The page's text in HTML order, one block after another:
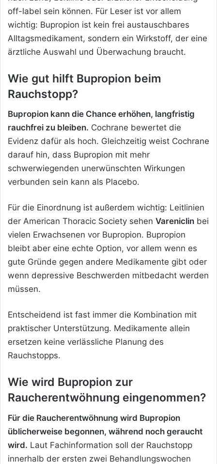
off-label sein können. Für Leser ist vor allem
wichtig: Bupropion ist kein frei austauschbares
Alltagsmedikament, sondern ein Wirkstoff, der eine
ärztliche Auswahl und Überwachung braucht.
Wie gut hilft Bupropion beim
Rauchstopp?
Bupropion kann die Chance erhöhen, langfristig
rauchfrei zu bleiben. Cochrane bewertet die
Evidenz dafür als hoch. Gleichzeitig weist Cochrane
darauf hin, dass Bupropion mit mehr
schwerwiegenden unerwünschten Wirkungen
verbunden sein kann als Placebo.
Für die Einordnung ist außerdem wichtig: Leitlinien
der American Thoracic Society sehen Vareniclin bei
vielen Erwachsenen vor Bupropion. Bupropion
bleibt aber eine echte Option, vor allem wenn es
gute Gründe gegen andere Medikamente gibt oder
wenn depressive Beschwerden mitbedacht werden
müssen.
Entscheidend ist fast immer die Kombination mit
praktischer Unterstützung. Medikamente allein
ersetzen keine verlässliche Planung des
Rauchstopps.
Wie wird Bupropion zur
Raucherentwöhnung eingenommen?
Für die Raucherentwöhnung wird Bupropion
üblicherweise begonnen, während noch geraucht
wird. Laut Fachinformation soll der Rauchstopp
innerhalb der ersten zwei Behandlungswochen